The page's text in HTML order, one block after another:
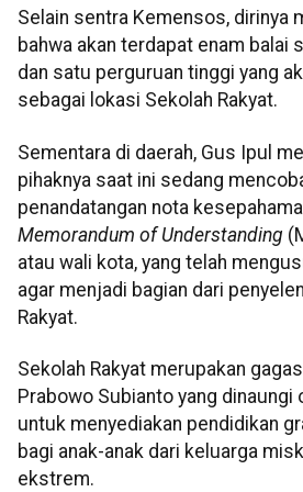
Selain sentra Kemensos, dirinya
bahwa akan terdapat enam balai
dan satu perguruan tinggi yang
sebagai lokasi Sekolah Rakyat.
Sementara di daerah, Gus Ipul
pihaknya saat ini sedang
penandatangan nota
Memorandum of Understanding
atau wali kota, yang telah
agar menjadi bagian dari
Rakyat.
Sekolah Rakyat merupakan
Prabowo Subianto yang dinaungi
untuk menyediakan pendidikan
bagi anak-anak dari keluarga
ekstrem.